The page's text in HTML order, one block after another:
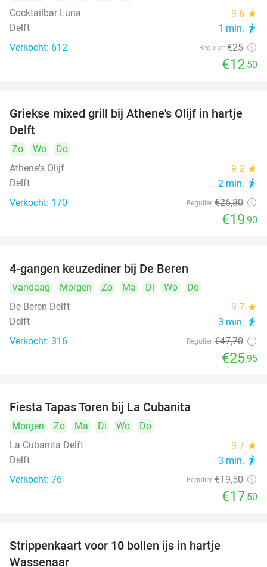
Cocktailbar Luna
9.6 star
Delft 1 min. directions_walk
Verkocht: 612 Regulier €25
€12,50
26%
Griekse mixed grill bij Athene's Olijf in hartje
Delft
Zo Wo
Do
Athene's Olijf
9.2 star
Delft 2 min. directions_walk
Verkocht: 170 Regulier €26,80
€19,90
4-gangen keuzediner bij De Beren
Vandaag Morgen Zo Ma Di Wo
Do
De Beren Delft
9.7 star
Delft 3 min. directions_walk
Verkocht: 316 Regulier €47,70
€25,95
Fiesta Tapas Toren bij La Cubanita
Morgen Zo Ma Di Wo
Do
La Cubanita Delft
9.7 star
Delft 3 min. directions_walk
Verkocht: 76 Regulier €19,50
€17,50
Strippenkaart voor 10 bollen ijs in hartje
Wassenaar